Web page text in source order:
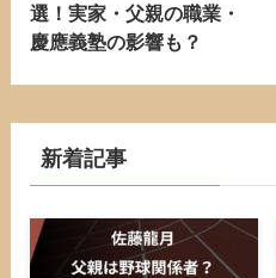
選！実家・父親の職業・
慶應義塾の影響も？
新着記事